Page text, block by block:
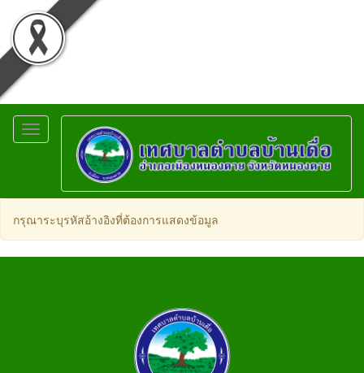
Toggle
navigation
กรุณาระบุรหัสอ้างอิงที่ต้องการแสดงข้อมูล